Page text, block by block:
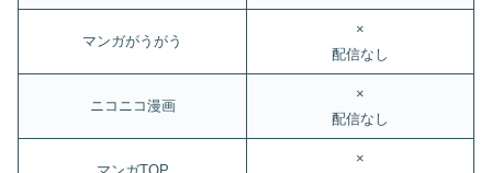
マンガがうがう
×
配信なし
ニコニコ漫画
×
配信なし
×